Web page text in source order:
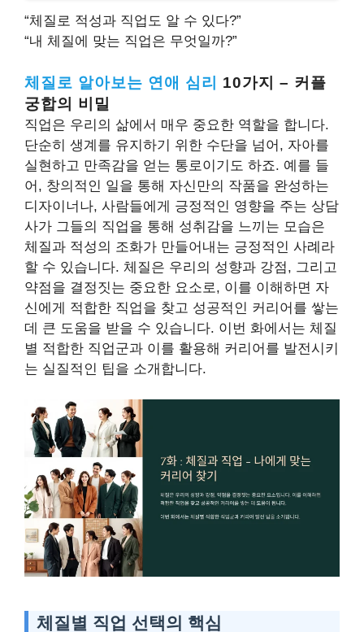
“체질로 적성과 직업도 알 수 있다?”
“내 체질에 맞는 직업은 무엇일까?”
체질로 알아보는 연애 심리
10가지 – 커플
궁합의 비밀
직업은 우리의 삶에서 매우 중요한 역할을 합니다.
단순히 생계를 유지하기 위한 수단을 넘어, 자아를
실현하고 만족감을 얻는 통로이기도 하죠. 예를 들
어, 창의적인 일을 통해 자신만의 작품을 완성하는
디자이너나, 사람들에게 긍정적인 영향을 주는 상담
사가 그들의 직업을 통해 성취감을 느끼는 모습은
체질과 적성의 조화가 만들어내는 긍정적인 사례라
할 수 있습니다. 체질은 우리의 성향과 강점, 그리고
약점을 결정짓는 중요한 요소로, 이를 이해하면 자
신에게 적합한 직업을 찾고 성공적인 커리어를 쌓는
데 큰 도움을 받을 수 있습니다. 이번 화에서는 체질
별 적합한 직업군과 이를 활용해 커리어를 발전시키
는 실질적인 팁을 소개합니다.
체질별 직업 선택의 핵심